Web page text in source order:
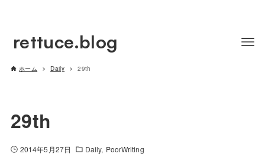
rettuce.blog
ホーム Daily 29th
29th
2014年5月27日 Daily PoorWriting